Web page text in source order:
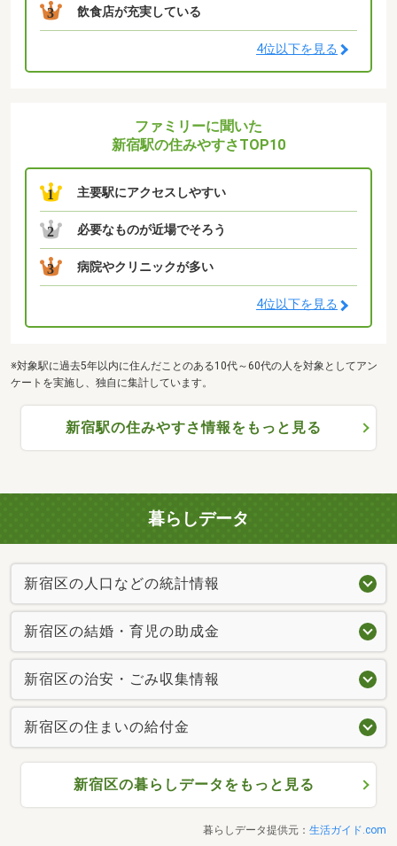
3 飲食店が充実している
4位以下を見る
ファミリーに聞いた
新宿駅の住みやすさTOP10
1 主要駅にアクセスしやすい
2 必要なものが近場でそろう
3 病院やクリニックが多い
4位以下を見る
※対象駅に過去5年以内に住んだことのある10代～60代の人を対象としてアン
ケートを実施し、独自に集計しています。
新宿駅の住みやすさ情報をもっと見る
暮らしデータ
新宿区の人口などの統計情報
新宿区の結婚・育児の助成金
新宿区の治安・ごみ収集情報
新宿区の住まいの給付金
新宿区の暮らしデータをもっと見る
暮らしデータ提供元： 生活ガイド.com